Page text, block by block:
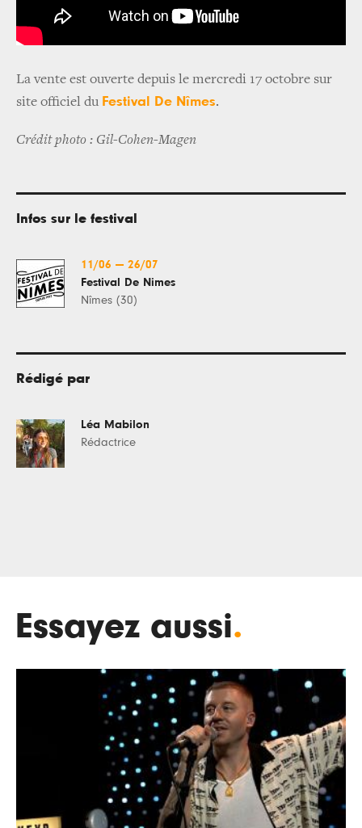
La vente est ouverte depuis le mercredi 17 octobre sur
site officiel du Festival De Nîmes.
Crédit photo : Gil-Cohen-Magen
Infos sur le festival
11/06 — 26/07
Festival De Nimes
Nîmes (30)
Rédigé par
Léa Mabilon
Rédactrice
Essayez aussi.